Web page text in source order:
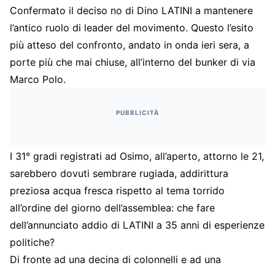
Confermato il deciso no di Dino LATINI a mantenere
l’antico ruolo di leader del movimento. Questo l’esito
più atteso del confronto, andato in onda ieri sera, a
porte più che mai chiuse, all’interno del bunker di via
Marco Polo.
PUBBLICITÀ
I 31° gradi registrati ad Osimo, all’aperto, attorno le 21,
sarebbero dovuti sembrare rugiada, addirittura
preziosa acqua fresca rispetto al tema torrido
all’ordine del giorno dell’assemblea: che fare
dell’annunciato addio di LATINI a 35 anni di esperienze
politiche?
Di fronte ad una decina di colonnelli e ad una